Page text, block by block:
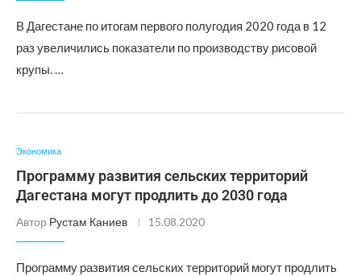
В Дагестане по итогам первого полугодия 2020 года в 12
раз увеличились показатели по производству рисовой
крупы. …
Экономика
Программу развития сельских территорий
Дагестана могут продлить до 2030 года
Автор Рустам Каниев 15.08.2020
Программу развития сельских территорий могут продлить